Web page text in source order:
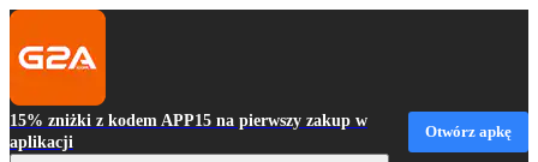
15% zniżki z kodem APP15 na pierwszy zakup w
aplikacji
Otwórz apkę